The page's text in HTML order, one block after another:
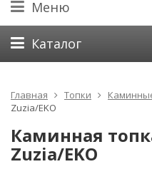
Меню
Каталог
Главная Топки
Zuzia/EKO
Каминная
Zuzia/EKO